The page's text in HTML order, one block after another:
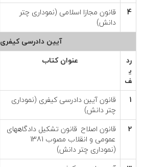
ک
ی
ل
پ
ا
4
قانون مجازا اسلامی (نموداری چتر
دانش)
آیین دادرسی کیفری
رد
ي
ف
عنوان كتاب
1
قانون آیین دادرسی کیفری (نموداری
چتر دانش)
2
قانون اصلاح قانون تشکیل دادگاههای
عمومی و انقلاب مصوب 1381
(نموداری چتر دانش)